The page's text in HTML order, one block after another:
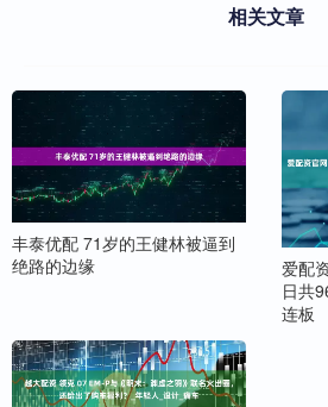
相关文章
丰泰优配 71岁的王健林被逼到
绝路的边缘
爱配
日共
连板